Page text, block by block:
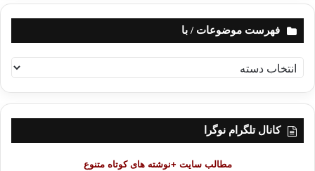
فهرست موضوعات / با
ه
ر
کانال تلگرام نوگرا
مطالب سایت +نوشته های کوتاه متنوع